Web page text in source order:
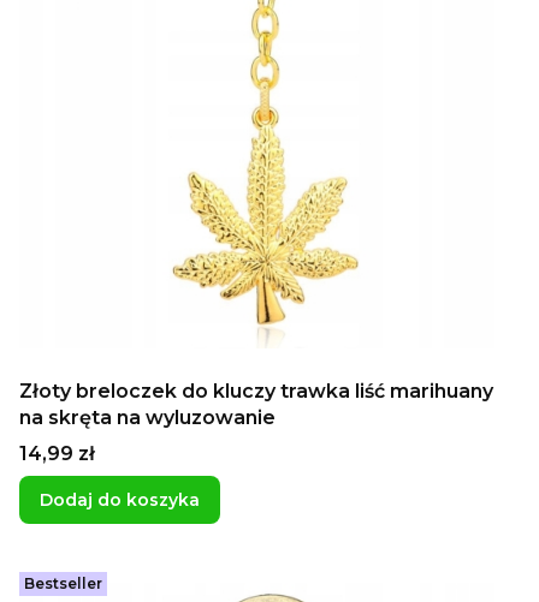
Złoty breloczek do kluczy trawka liść marihuany
na skręta na wyluzowanie
Cena
14,99 zł
Dodaj do koszyka
Bestseller